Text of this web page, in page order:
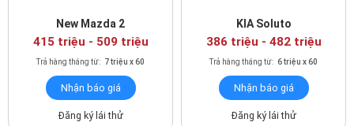
thường và bọc da trên bản cao cấp, tích hợp nút bấm điều khiển
trên tất cả các phiên bản.
New Mazda 2
415 triệu - 509 triệu
Trả hàng tháng từ: 7 triệu x 60
Nhận báo giá
Đăng ký lái thử
KIA Soluto
386 triệu - 482 triệu
Trả hàng tháng từ: 6 triệu x 60
Nhận báo giá
Đăng ký lái thử